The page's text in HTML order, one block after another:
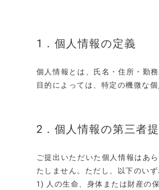
1．個人情報の定義
個人情報とは、氏名・住所・勤
目的によっては、特定の機微な
2．個人情報の第三者
ご提出いただいた個人情報はあ
たしません。ただし、以下のい
1) 人の生命、身体または財産の